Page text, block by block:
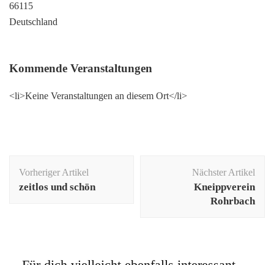
66115
Deutschland
Kommende Veranstaltungen
<li>Keine Veranstaltungen an diesem Ort</li>
Vorheriger Artikel
zeitlos und schön
Nächster Artikel
Kneippverein
Rohrbach